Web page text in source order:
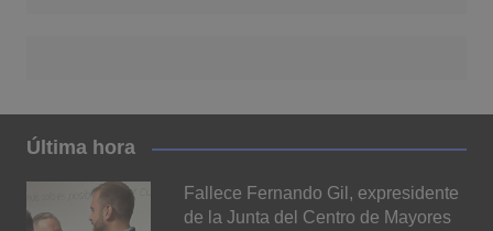
Última hora
Fallece Fernando Gil, expresidente
de la Junta del Centro de Mayores